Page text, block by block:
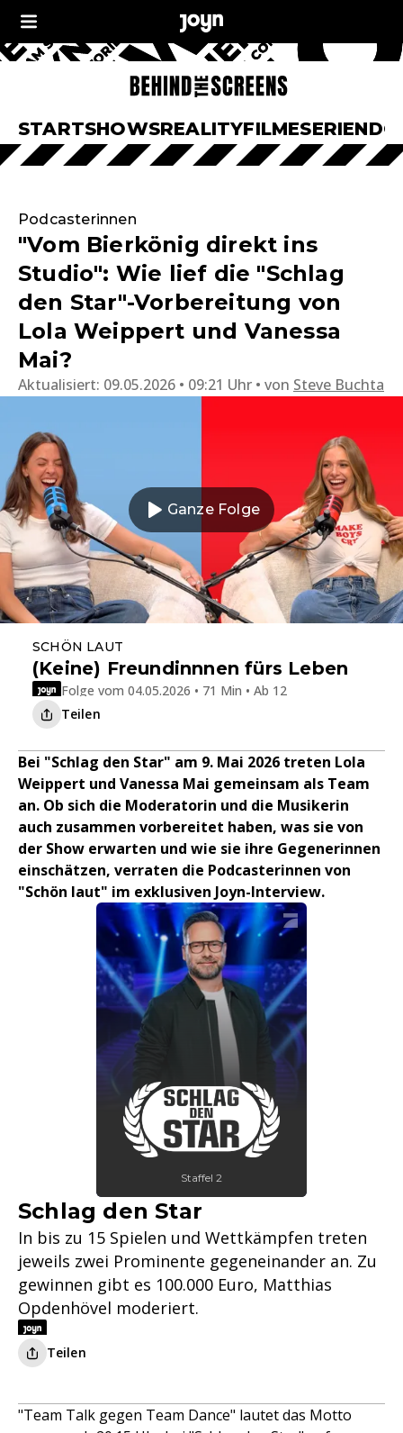
STARTSHOWSREALITYFILMESERIEN
Podcasterinnen
"Vom Bierkönig direkt ins
Studio": Wie lief die "Schlag
den Star"-Vorbereitung von
Lola Weippert und Vanessa
Mai?
Aktualisiert: 09.05.2026 • 09:21 Uhr von Steve Buchta
Ganze Folge
SCHÖN LAUT
(Keine) Freundinnnen fürs Leben
Folge vom 04.05.2026 • 71 Min • Ab 12
Teilen
Bei "Schlag den Star" am 9. Mai 2026 treten Lola
Weippert und Vanessa Mai gemeinsam als Team
an. Ob sich die Moderatorin und die Musikerin
auch zusammen vorbereitet haben, was sie von
der Show erwarten und wie sie ihre Gegenerinnen
einschätzen, verraten die Podcasterinnen von
"Schön laut" im exklusiven Joyn-Interview.
Staffel 2
Schlag den Star
In bis zu 15 Spielen und Wettkämpfen treten
jeweils zwei Prominente gegeneinander an. Zu
gewinnen gibt es 100.000 Euro, Matthias
Opdenhövel moderiert.
Teilen
"Team Talk gegen Team Dance" lautet das Motto